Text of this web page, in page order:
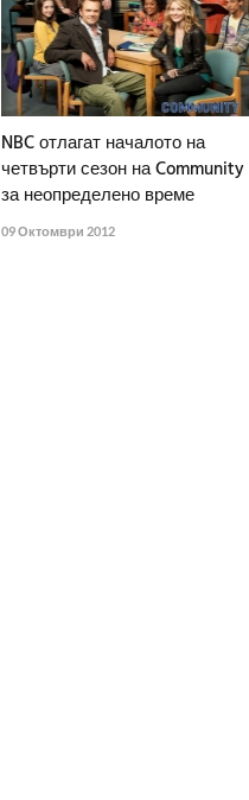
NBC отлагат началото на
четвърти сезон на Community
за неопределено време
09 Октомври 2012